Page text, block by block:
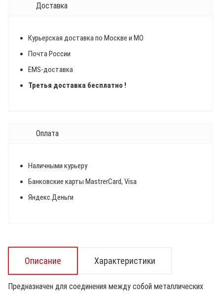
Доставка
Курьерская доставка по Москве и МО
Почта России
EMS-доставка
Третья доставка бесплатно !
Оплата
Наличными курьеру
Банковские карты MastrerCard, Visa
Яндекс.Деньги
Описание Характеристики
Предназначен для соединения между собой металлических